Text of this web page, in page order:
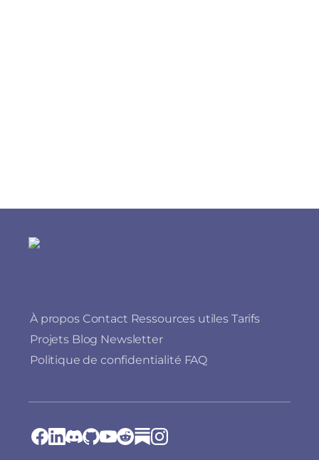
À propos Contact Ressources utiles Tarifs
Projets Blog Newsletter
Politique de confidentialité FAQ